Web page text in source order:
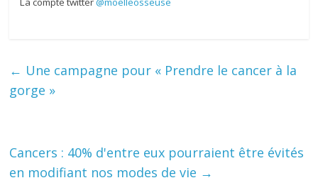
← Une campagne pour « Prendre le cancer à la
gorge »
Cancers : 40% d'entre eux pourraient être évités
en modifiant nos modes de vie →